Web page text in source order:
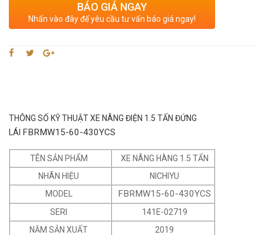
BÁO GIÁ NGAY
Nhấn vào đây để yêu cầu tư vấn báo giá ngay!
THÔNG SỐ KỸ THUẬT XE NÂNG ĐIỆN 1.5 TẤN ĐỨNG
LÁI FBRMW15-60-430YCS
TÊN SẢN PHẨM
XE NÂNG HÀNG 1.5 TẤN
NHÃN HIỆU
NICHIYU
MODEL
FBRMW15-60-430YCS
SERI
141E-02719
NĂM SẢN XUẤT
2019